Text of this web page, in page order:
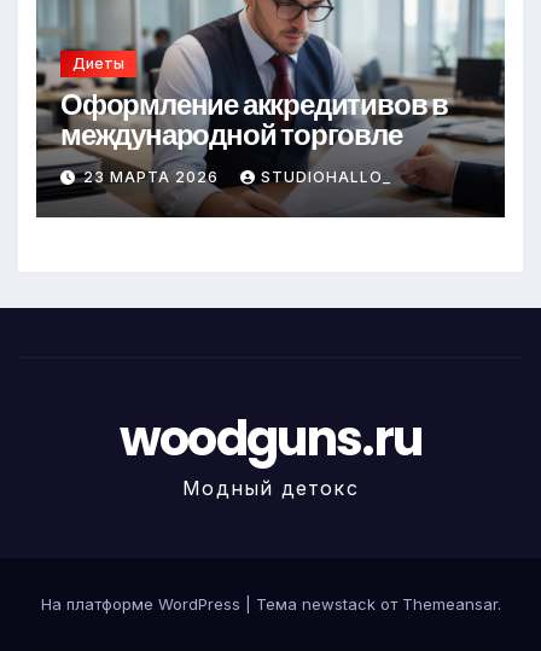
Диеты
Оформление аккредитивов в
международной торговле
23 МАРТА 2026 STUDIOHALLO_
woodguns.ru
Модный детокс
На платформе WordPress Тема newstack от Themeansar.